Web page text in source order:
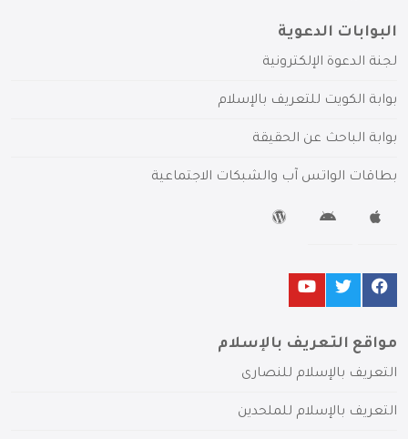
البوابات الدعوية
لجنة الدعوة الإلكترونية
بوابة الكويت للتعريف بالإسلام
بوابة الباحث عن الحقيقة
بطاقات الواتس آب والشبكات الاجتماعية
مواقع التعريف بالإسلام
التعريف بالإسلام للنصارى
التعريف بالإسلام للملحدين